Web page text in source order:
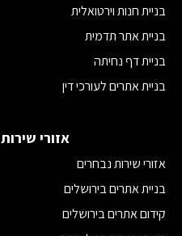
בניית חנות וירטואלית
בניית אתר תדמית
בניית דף נחיתה
בניית אתרים לעורכי דין
בניית אתרים לרופאים
בניית אתרים לרואי חשבון
בניית אתרים לחברות הייטק
אזורי שירות
אזורי שירות נבחרים
בניית אתרים בירושלים
קידום אתרים בירושלים